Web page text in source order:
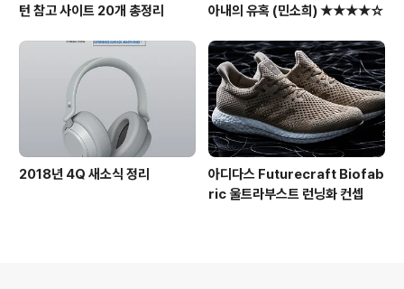
턴 참고 사이트 20개 총정리
아내의 유혹 (민소희) ★★★★☆
2018년 4Q 새소식 정리
아디다스 Futurecraft Biofab
ric 울트라부스트 런닝화 컨셉